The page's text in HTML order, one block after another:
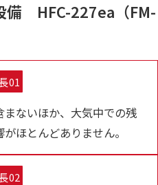
備 HFC-227ea（FM-
01
ないほか、大気中での残
ほとんどありません。
02